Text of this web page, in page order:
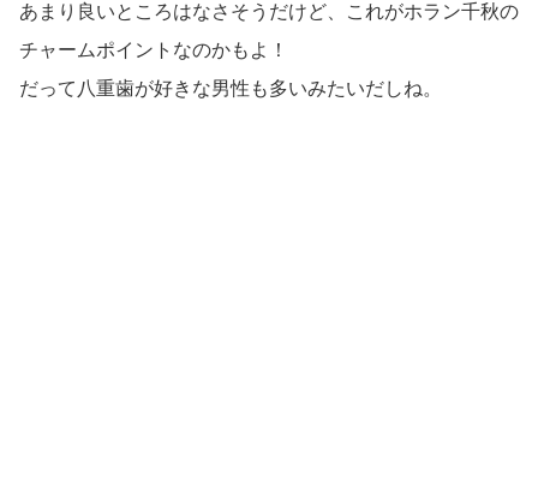
あまり良いところはなさそうだけど、これがホラン千秋の
チャームポイントなのかもよ！
だって八重歯が好きな男性も多いみたいだしね。